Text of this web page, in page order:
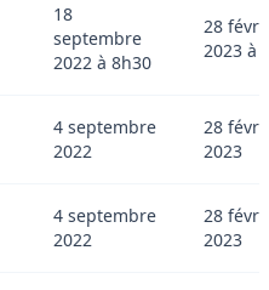
18
septembre
2022 à 8h30
28
2023 à
4 septembre
2022
28
2023
4 septembre
2022
28
2023